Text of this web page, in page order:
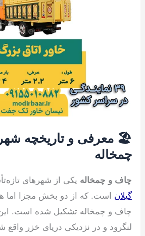
🏖️ معرفی و تاریخچه
چمخاله
چاف و چمخاله یکی از شهرهای
گیلان است. که از دو بخش مجزا اما
چاف و چمخاله تشکیل شده است.
لنگرود و در نزدیکی دریای خزر واقع